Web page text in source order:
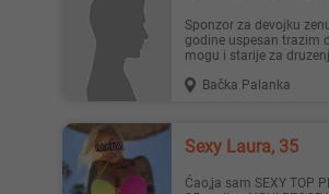
Sponzor za devojku zenu Momak 24
godine uspesan trazim
mogu i starije za
Bačka Palanka
Sexy Laura, 35
Ćao,ja sam SEXY TOP PLAVUŠA imam